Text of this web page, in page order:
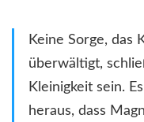
Keine Sorge, das
überwältigt,
Kleinigkeit sein.
heraus, dass